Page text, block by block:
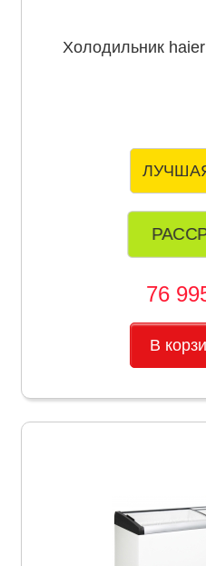
Холодильник
76
В